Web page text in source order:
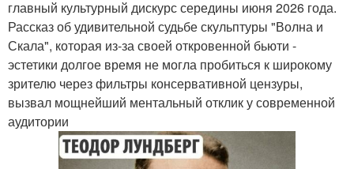
главный культурный дискурс середины июня 2026 года.
Рассказ об удивительной судьбе скульптуры "Волна и
Скала", которая из-за своей откровенной бьюти -
эстетики долгое время не могла пробиться к широкому
зрителю через фильтры консервативной цензуры,
вызвал мощнейший ментальный отклик у современной
аудитории